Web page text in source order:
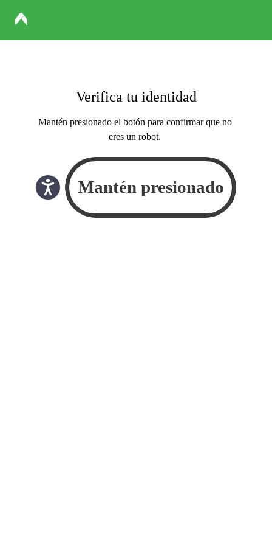
Verifica tu identidad
Mantén presionado el botón para confirmar que no
eres un robot.